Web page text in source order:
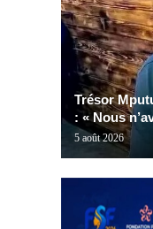
Trésor
: « Nous
5 août 2026